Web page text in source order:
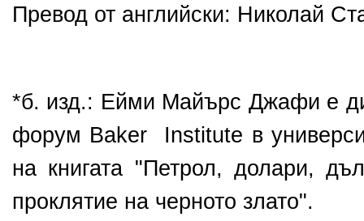
Превод от английски: Николай
*б. изд.: Ейми Майърс Джафи е
форум Baker Institute в
на книгата "Петрол, долари,
проклятие на черното злато".